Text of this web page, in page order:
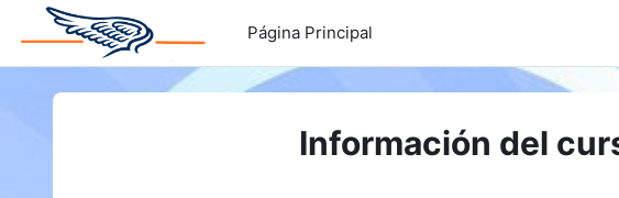
Saltar al contenido principal
Página Principal
Información del